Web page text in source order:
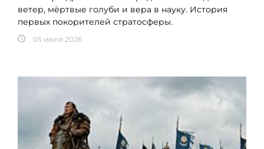
ветер, мёртвые голуби и вера в науку. История
первых покорителей стратосферы.
05 июля 2026